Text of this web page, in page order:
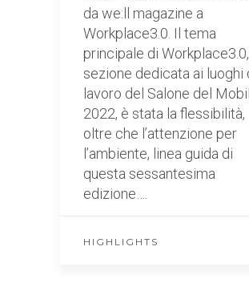
da we:ll magazine a
Workplace3.0. Il tema
principale di Workplace3.0,
sezione dedicata ai luoghi
lavoro del Salone del
2022, è stata la flessibilità,
oltre che l’attenzione per
l’ambiente, linea guida di
questa sessantesima
edizione….
HIGHLIGHTS